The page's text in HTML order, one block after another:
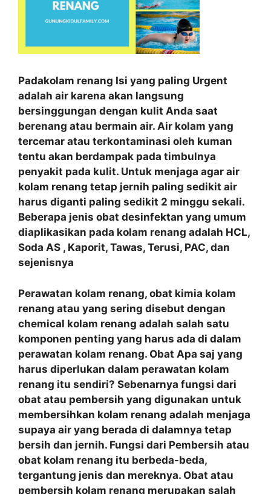
Padakolam renang Isi yang paling Urgent
adalah air karena akan langsung
bersinggungan dengan kulit Anda saat
berenang atau bermain air. Air kolam yang
tercemar atau terkontaminasi oleh kuman
tentu akan berdampak pada timbulnya
penyakit pada kulit. Untuk menjaga agar air
kolam renang tetap jernih paling sedikit air
harus diganti paling sedikit 2 minggu sekali.
Beberapa jenis obat desinfektan yang umum
diaplikasikan pada kolam renang adalah HCL,
Soda AS , Kaporit, Tawas, Terusi, PAC, dan
sejenisnya
Perawatan kolam renang, obat kimia kolam
renang atau yang sering disebut dengan
chemical kolam renang adalah salah satu
komponen penting yang harus ada di dalam
perawatan kolam renang. Obat Apa saj yang
harus diperlukan dalam perawatan kolam
renang itu sendiri? Sebenarnya fungsi dari
obat atau pembersih yang digunakan untuk
membersihkan kolam renang adalah menjaga
supaya air yang berada di dalamnya tetap
bersih dan jernih. Fungsi dari Pembersih atau
obat kolam renang itu berbeda-beda,
tergantung jenis dan mereknya. Obat atau
pembersih kolam renang merupakan salah